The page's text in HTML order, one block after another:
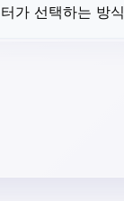
가 선택하는 방식